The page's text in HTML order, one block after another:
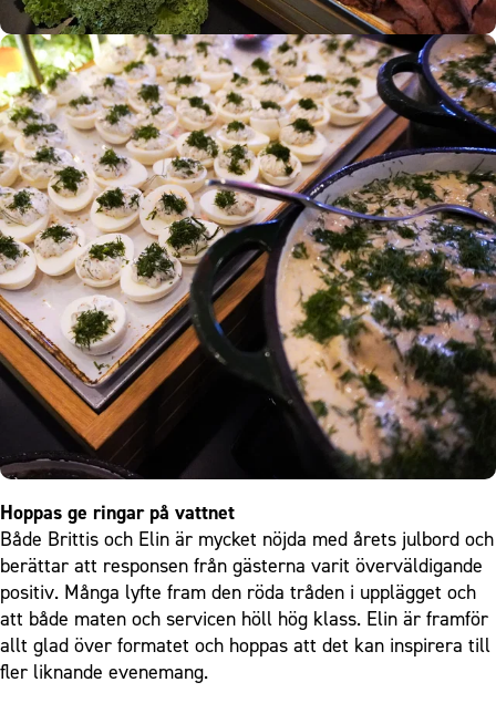
Hoppas ge ringar på vattnet
Både Brittis och Elin är mycket nöjda med årets julbord och
berättar att responsen från gästerna varit överväldigande
positiv. Många lyfte fram den röda tråden i upplägget och
att både maten och servicen höll hög klass. Elin är framför
allt glad över formatet och hoppas att det kan inspirera till
fler liknande evenemang.